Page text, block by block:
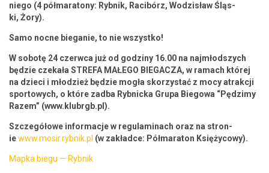
niego (4 pół­maratony: Ryb­nik, Racibórz, Wodzisław Śląs­
ki, Żory).
Samo noc­ne bie­ganie, to nie wszystko!
W sobotę 24 czer­w­ca już od godziny 16.00 na najmłod­szych
będzie czekała STREFA MAŁEGO BIEGACZA, w ramach której
na dzieci i młodzież będzie mogła sko­rzys­tać z mocy atrakcji
sportowych, o które zad­ba Ryb­nic­ka Gru­pa Biegowa “Pędz­imy
Razem” (www.klubrgb.pl).
Szczegółowe infor­ma­c­je w reg­u­lam­i­nach oraz na stron­
iewww.mosir.rybnik.pl (w zakład­ce: Pół­mara­ton Księżycowy).
Map­ka biegu — Rybnik